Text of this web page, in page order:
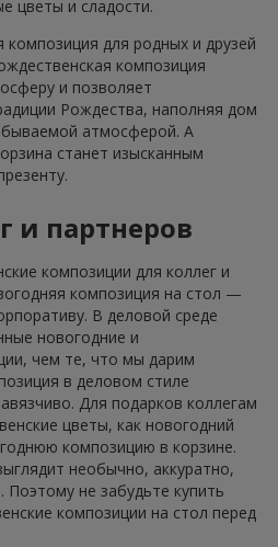
цветы и сладости.
композиция для родных и друзей
композиция
и позволяет
Рождества, наполняя дом
атмосферой. А
станет изысканным
и партнеров
композиции для коллег и
композиция на стол —
В деловой среде
новогодние и
чем те, что мы дарим
в деловом стиле
Для подарков коллегам
цветы, как новогодний
композицию в корзине.
необычно, аккуратно,
не забудьте купить
композиции на стол перед